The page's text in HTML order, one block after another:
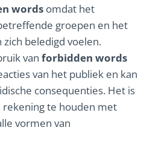
words omdat het
groepen en het
beledigd voelen.
van forbidden words
van het publiek en kan
consequenties. Het is
te houden met
vormen van